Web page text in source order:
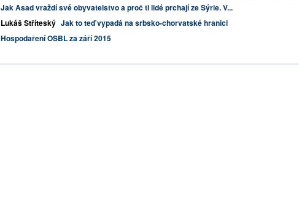
Jak Asad vraždí své obyvatelstvo a proč ti lidé prchají ze Sýrie. V...
Lukáš Stříteský Jak to teď vypadá na srbsko-chorvatské hranici
Hospodaření OSBL za září 2015